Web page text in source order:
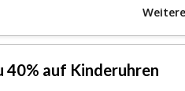
40% auf Kinderuhren